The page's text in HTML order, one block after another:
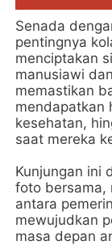
Senada
pentingnya
menciptakan
manusiawi
memastikan
mendapatkan
kesehatan,
saat mereka
Kunjungan ini
foto bersama,
antara
mewujudkan
masa depan